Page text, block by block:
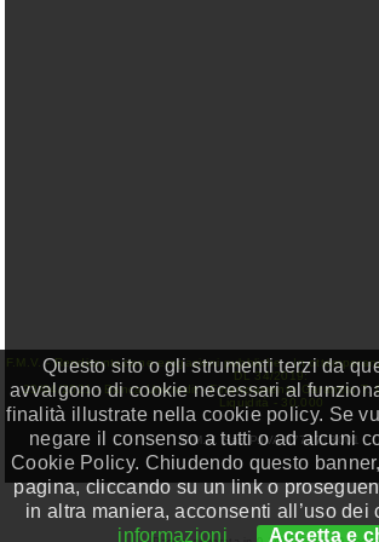
F.M.V. - Rendicontazione erogazioni pubbliche - In
DL 34/2019:
23/04/2021 - Banca Unicredit - Finanziamento Garantito T.
Liquidità - 30.000
F.M.V. Sas P.IVA 0774718001
Questo sito o gli strumenti terzi da
avvalgono di cookie necessari al
finalità illustrate nella cookie policy. Se
negare il consenso a tutti o ad alcuni
Cookie Policy. Chiudendo questo
pagina, cliccando su un link o
in altra maniera, acconsenti all’uso dei
informazioni
Accetta e